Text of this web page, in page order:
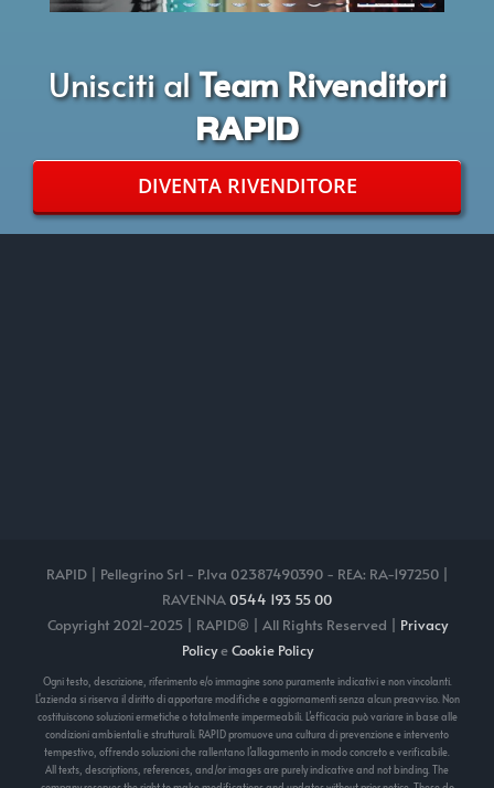
Unisciti alTeam Rivenditori
RAPID
DIVENTA RIVENDITORE
RAPID | Pellegrino Srl - P.Iva 02387490390 - REA: RA-197250 |
RAVENNA0544 193 55 00
Copyright 2021-2025 | RAPID® | All Rights Reserved | Privacy
PolicyeCookie Policy
Ogni testo, descrizione, riferimento e/o immagine sono puramente indicativi e non vincolanti.
L'azienda si riserva il diritto di apportare modifiche e aggiornamenti senza alcun preavviso. Non
costituiscono soluzioni ermetiche o totalmente impermeabili. L’efficacia può variare in base alle
condizioni ambientali e strutturali. RAPID promuove una cultura di prevenzione e intervento
tempestivo, offrendo soluzioni che rallentano l’allagamento in modo concreto e verificabile.
All texts, descriptions, references, and/or images are purely indicative and not binding. The